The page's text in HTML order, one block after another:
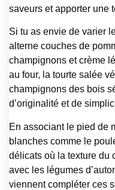
saveurs et apporter une
Si tu as envie de varier
alterne couches de
champignons et crème
au four, la tourte salée
champignons des bois
d’originalité et de
En associant le pied de
blanches comme le
délicats où la texture du
avec les légumes
viennent compléter ces